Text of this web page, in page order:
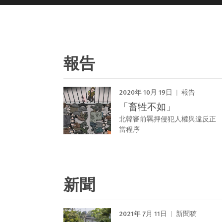
報告
2020年 10月 19日 報告
「畜牲不如」
北韓審前羈押侵犯人權與違反正
當程序
新聞
2021年 7月 11日 新聞稿